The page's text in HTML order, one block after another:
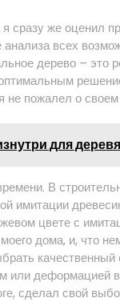
сразу же оценил
всех
дерево – это
не пожалел о
для
В
имитации
цвете с
дома, и, что
качественный
или деформацией
сделал свой